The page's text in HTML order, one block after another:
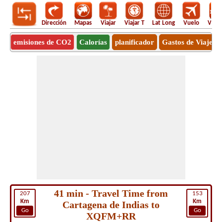
Dirección Mapas Viajar Viajar T Lat Long Vuelo
emisiones de CO2 Calorías planificador Gastos de Viaje
207
Km
Go
153
Km
Go
41 min - Travel Time from
Cartagena de Indias to
XQFM+RR